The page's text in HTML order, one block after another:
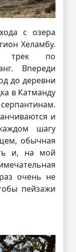
с озера
Хеламбу.
трек по
Впереди
до деревни
в Катманду
и
шагу
обычная
и, на мой
очень не
пейзажи